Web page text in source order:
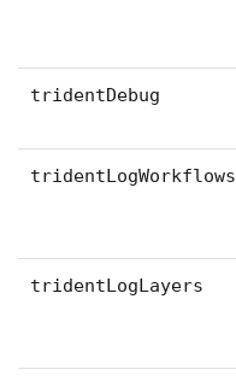
tridentDebug
tridentLogWorkflows
tridentLogLayers